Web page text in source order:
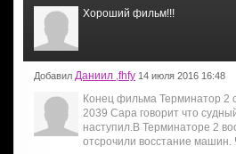
Хороший фильм!!!
Добавил Даниил ,fhfy 14 июля 2016 16:48
Конец фильма Терминатор 2
2039 Сара говорит что
наступил.В Терминаторе 2
отсрочили восстание машин.